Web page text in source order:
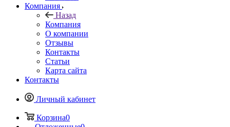
Компания
Назад
Компания
О компании
Отзывы
Контакты
Статьи
Карта сайта
Контакты
Личный кабинет
Корзина0